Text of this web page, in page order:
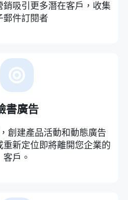
吸引更多潛在客戶，收集
郵件訂閱者
書廣告
創建產品活動和動態廣告
新定位即將離開您企業的
客戶。